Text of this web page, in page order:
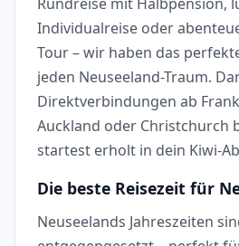
Individualreise oder
Tour – wir haben das
jeden Neuseeland-Traum.
Direktverbindungen ab
Auckland oder Christchurch
startest erholt in dein Kiwi-
Die beste Reisezeit für
Neuseelands Jahreszeiten